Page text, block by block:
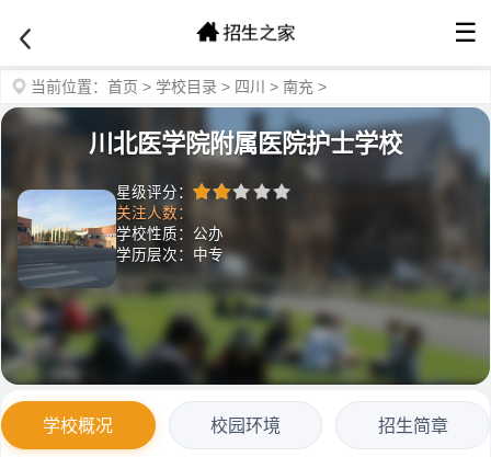
☰
当前位置： 首页 > 学校目录 > 四川 > 南充 >
川北医学院附属医院护士学校
星级评分：
关注人数：
学校性质：公办
学历层次：中专
学校概况 校园环境 招生简章